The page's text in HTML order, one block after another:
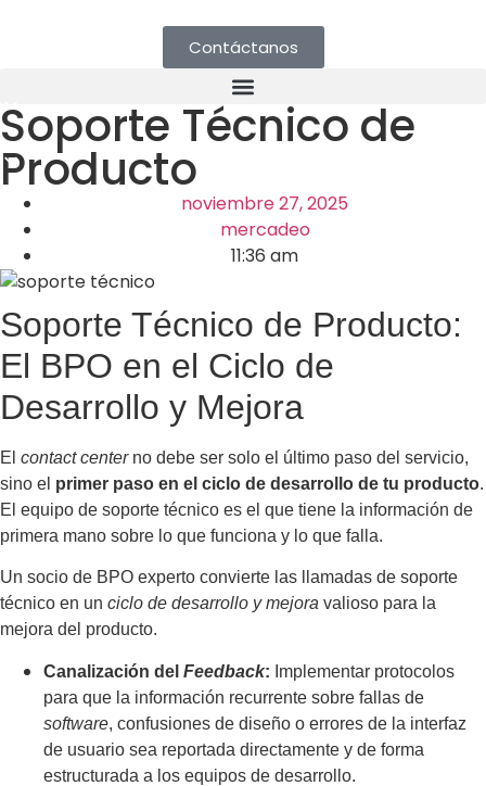
Contáctanos
Soporte Técnico de
Producto
noviembre 27, 2025
mercadeo
11:36 am
Soporte Técnico de Producto:
El BPO en el Ciclo de
Desarrollo y Mejora
El contact centerno debe ser solo el último paso del servicio,
sino el primer paso en el ciclo de desarrollo de tu producto.
El equipo de soporte técnico es el que tiene la información de
primera mano sobre lo que funciona y lo que falla.
Un socio de BPO experto convierte las llamadas de soporte
técnico en un ciclo de desarrollo y mejora valioso para la
mejora del producto.
Canalización del Feedback: Implementar protocolos
para que la información recurrente sobre fallas de
software, confusiones de diseño o errores de la interfaz
de usuario sea reportada directamente y de forma
estructurada a los equipos de desarrollo.